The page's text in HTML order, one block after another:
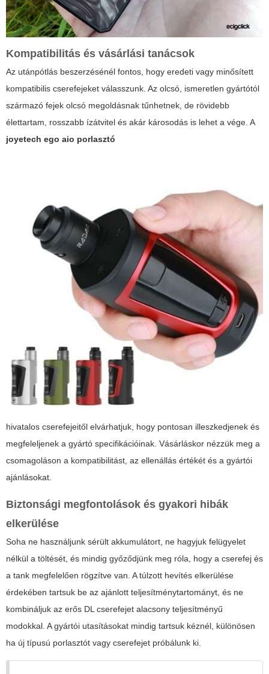
Kompatibilitás és vásárlási tanácsok
Az utánpótlás beszerzésénél fontos, hogy eredeti vagy minősített
kompatibilis cserefejeket válasszunk. Az olcsó, ismeretlen gyártótól
származó fejek olcsó megoldásnak tűnhetnek, de rövidebb
élettartam, rosszabb ízátvitel és akár károsodás is lehet a vége. A
joyetech ego aio porlasztó
hivatalos cserefejeitől elvárhatjuk, hogy pontosan illeszkedjenek és
megfeleljenek a gyártó specifikációinak. Vásárláskor nézzük meg a
csomagoláson a kompatibilitást, az ellenállás értékét és a gyártói
ajánlásokat.
Biztonsági megfontolások és gyakori hibák
elkerülése
Soha ne használjunk sérült akkumulátort, ne hagyjuk felügyelet
nélkül a töltését, és mindig győződjünk meg róla, hogy a cserefej és
a tank megfelelően rögzítve van. A túlzott hevítés elkerülése
érdekében tartsuk be az ajánlott teljesítménytartományt, és ne
kombináljuk az erős DL cserefejet alacsony teljesítményű
modokkal. A gyártói utasításokat mindig tartsuk kéznél, különösen
ha új típusú porlasztót vagy cserefejet próbálunk ki.